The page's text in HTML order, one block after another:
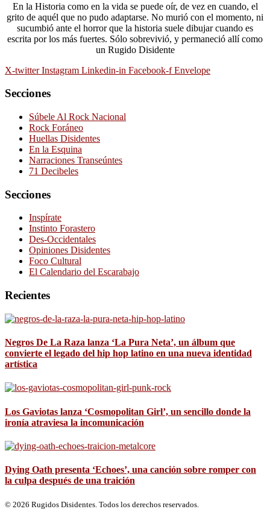
En la Historia como en la vida se puede oír, de vez en cuando, el
grito de aquél que no pudo adaptarse. No murió con el momento, ni
sucumbió ante el horror que la historia suele dibujar cuando es
escrita por los más fuertes. Sólo sobrevivió, y permaneció allí como
un Rugido Disidente
X-twitter Instagram Linkedin-in Facebook-f Envelope
Secciones
Súbele Al Rock Nacional
Rock Foráneo
Huellas Disidentes
En la Esquina
Narraciones Transeúntes
71 Decibeles
Secciones
Inspírate
Instinto Forastero
Des-Occidentales
Opiniones Disidentes
Foco Cultural
El Calendario del Escarabajo
Recientes
Negros De La Raza lanza ‘La Pura Neta’, un álbum que
convierte el legado del hip hop latino en una nueva identidad
artística
Los Gaviotas lanza ‘Cosmopolitan Girl’, un sencillo donde la
ironía atraviesa la incomunicación
Dying Oath presenta ‘Echoes’, una canción sobre romper con
la culpa después de una traición
© 2026 Rugidos Disidentes. Todos los derechos reservados.